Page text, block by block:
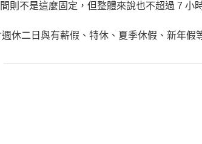
則不是這麼固定，但整體來說也不超過 7 小
休二日與有薪假、特休、夏季休假、新年假